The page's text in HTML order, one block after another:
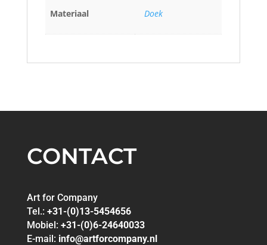
Materiaal Doek
CONTACT
Art for Company
Tel.: +31-(0)13-5454656
Mobiel: +31-(0)6-24640033
E-mail: info@artforcompany.nl